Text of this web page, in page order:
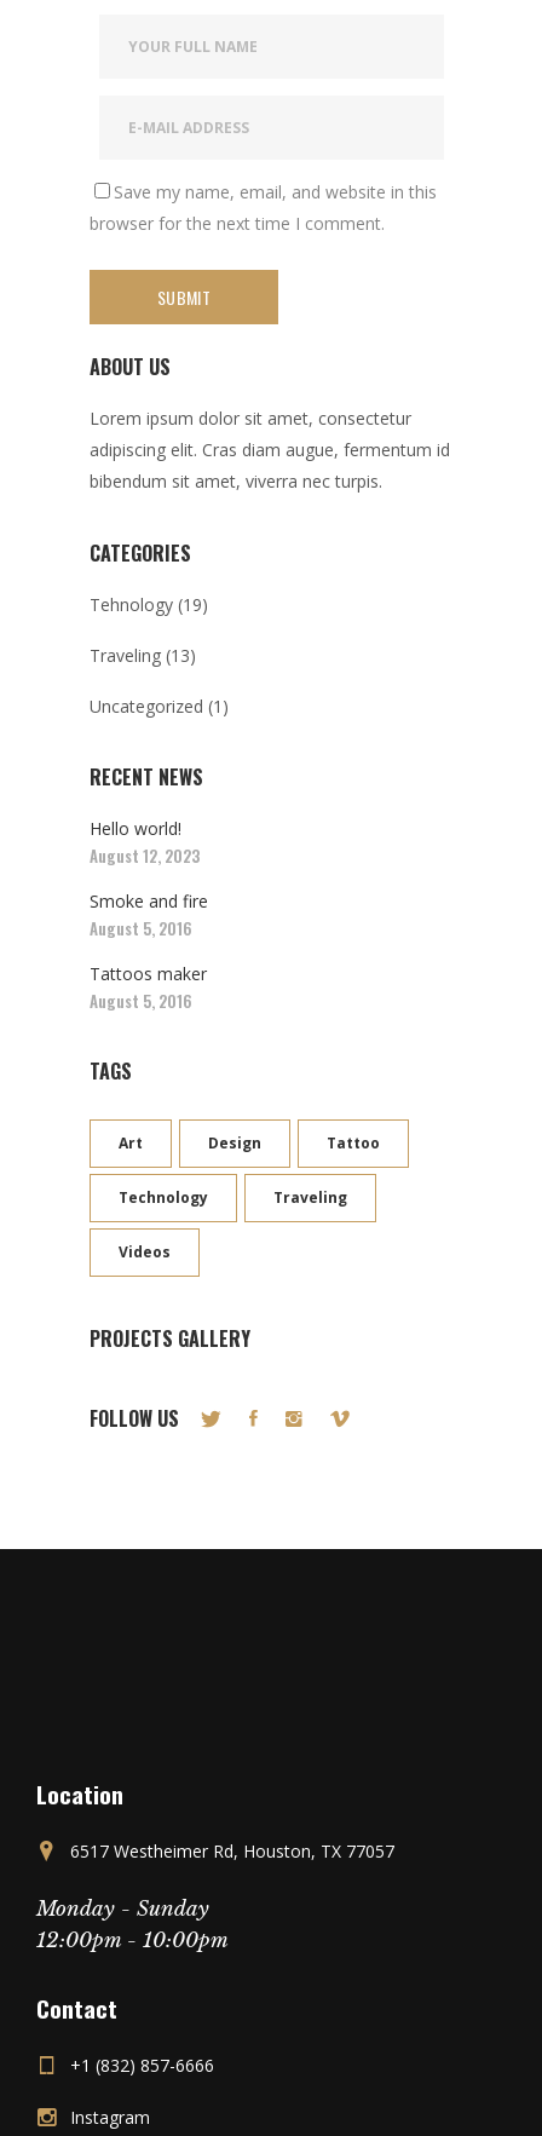
Save my name, email, and website in this
browser for the next time I comment.
ABOUT US
Lorem ipsum dolor sit amet, consectetur
adipiscing elit. Cras diam augue, fermentum id
bibendum sit amet, viverra nec turpis.
CATEGORIES
Tehnology (19)
Traveling (13)
Uncategorized (1)
RECENT NEWS
Hello world!
August 12, 2023
Smoke and fire
August 5, 2016
Tattoos maker
August 5, 2016
TAGS
Art Design Tattoo
Technology Traveling
Videos
PROJECTS GALLERY
FOLLOW US
Location
6517 Westheimer Rd, Houston, TX 77057
Monday - Sunday
12:00pm - 10:00pm
Contact
+1 (832) 857-6666
Instagram